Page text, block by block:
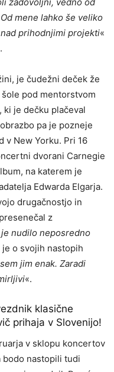
mene lahko še veliko
prihodnjimi projekti«
.
je čudežni deček že
pod mentorstvom
ki je dečku plačeval
pa je pozneje
v New Yorku. Pri 16
dvorani Carnegie
na katerem je
Edwarda Elgarja.
drugačnostjo in
z
je nudilo neposredno
je o svojih nastopih
jim enak. Zaradi
«.
klasične
prihaja v Slovenijo!
v sklopu koncertov
bodo nastopili tudi